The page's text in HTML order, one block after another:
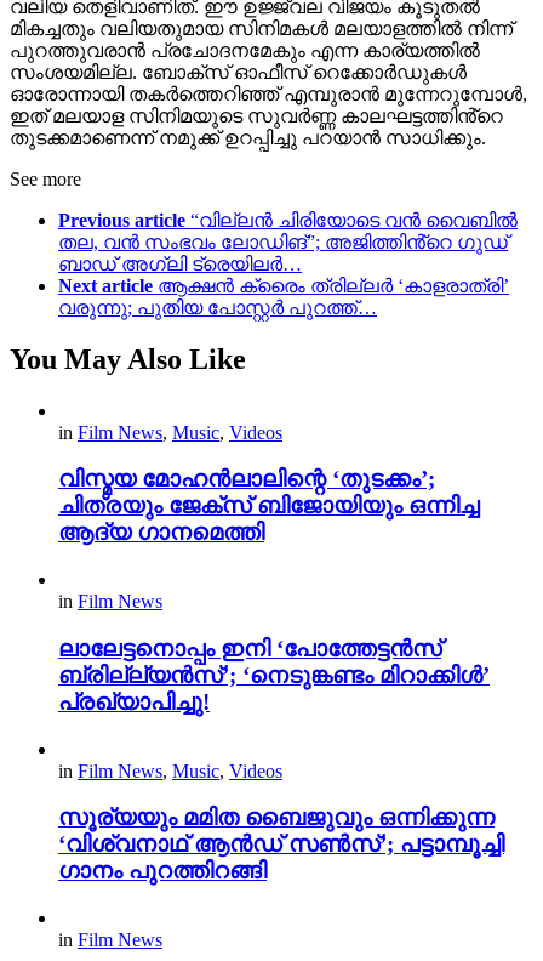
വലിയ തെളിവാണിത്. ഈ ഉജ്ജ്വല വിജയം കൂടുതൽ
മികച്ചതും വലിയതുമായ സിനിമകൾ മലയാളത്തിൽ നിന്ന്
പുറത്തുവരാൻ പ്രചോദനമേകും എന്ന കാര്യത്തിൽ
സംശയമില്ല. ബോക്സ് ഓഫീസ് റെക്കോർഡുകൾ
ഓരോന്നായി തകർത്തെറിഞ്ഞ് എമ്പുരാൻ മുന്നേറുമ്പോൾ,
ഇത് മലയാള സിനിമയുടെ സുവർണ്ണ കാലഘട്ടത്തിൻ്റെ
തുടക്കമാണെന്ന് നമുക്ക് ഉറപ്പിച്ചു പറയാൻ സാധിക്കും.
See more
Previous article “വില്ലൻ ചിരിയോടെ വൻ വൈബിൽ
തല, വൻ സംഭവം ലോഡിങ്”; അജിത്തിൻ്റെ ഗുഡ്
ബാഡ് അഗ്ലി ട്രെയിലർ…
Next article ആക്ഷൻ ക്രൈം ത്രില്ലർ ‘കാളരാത്രി’
വരുന്നു; പുതിയ പോസ്റ്റർ പുറത്ത്…
You May Also Like
in Film News, Music, Videos
വിസ്മയ മോഹൻലാലിന്റെ ‘തുടക്കം’;
ചിത്രയും ജേക്സ് ബിജോയിയും ഒന്നിച്ച
ആദ്യ ഗാനമെത്തി
in Film News
ലാലേട്ടനൊപ്പം ഇനി ‘പോത്തേട്ടൻസ്
ബ്രില്ല്യൻസ്’; ‘നെടുങ്കണ്ടം മിറാക്കിൾ’
പ്രഖ്യാപിച്ചു!
in Film News, Music, Videos
സൂര്യയും മമിത ബൈജുവും ഒന്നിക്കുന്ന
‘വിശ്വനാഥ് ആൻഡ് സൺസ്’; പട്ടാമ്പൂച്ചി
ഗാനം പുറത്തിറങ്ങി
in Film News